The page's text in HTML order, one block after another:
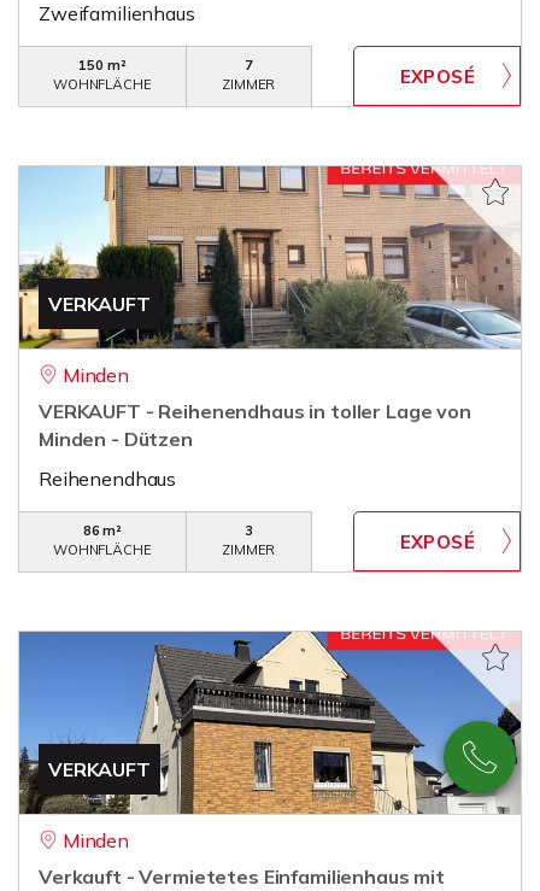
Zweifamilienhaus
150 m²
WOHNFLÄCHE
7
ZIMMER
VERKAUFT
Minden
VERKAUFT - Reihenendhaus in toller Lage von
Minden - Dützen
Reihenendhaus
86 m²
WOHNFLÄCHE
3
ZIMMER
VERKAUFT
Minden
Verkauft - Vermietetes Einfamilienhaus mit